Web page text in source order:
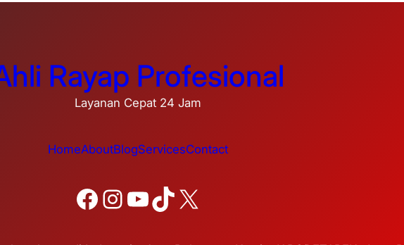
Rayap Profesional
Layanan Cepat 24 Jam
HomeAboutBlogServicesContact
Facebook Instagram YouTube TikTok X